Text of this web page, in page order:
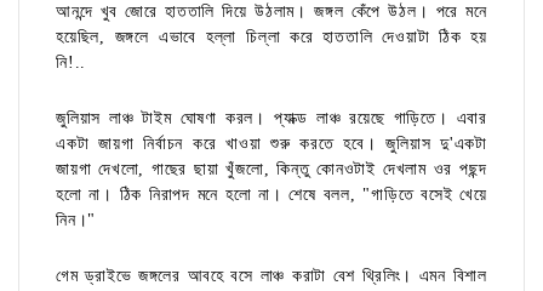
আনন্দে খুব জোরে হাততালি দিয়ে উঠলাম। জঙ্গল কেঁপে উঠল। পরে মনে
হয়েছিল, জঙ্গলে এভাবে হল্লা চিল্লা করে হাততালি দেওয়াটা ঠিক হয়
নি!..
জুলিয়াস লাঞ্চ টাইম ঘোষণা করল। প্যাক্ড লাঞ্চ রয়েছে গাড়িতে। এবার
একটা জায়গা নির্বাচন করে খাওয়া শুরু করতে হবে। জুলিয়াস দু'একটা
জায়গা দেখলো, গাছের ছায়া খুঁজলো, কিন্তু কোনওটাই দেখলাম ওর পছন্দ
হলো না। ঠিক নিরাপদ মনে হলো না। শেষে বলল, "গাড়িতে বসেই খেয়ে
নিন।"
গেম ড্রাইভে জঙ্গলের আবহে বসে লাঞ্চ করাটা বেশ থ্রিলিং। এমন বিশাল